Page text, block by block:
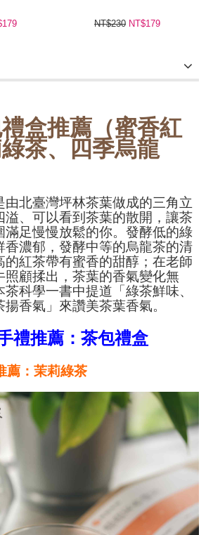
NT$230 NT$179
盒推薦（蜜香紅
茶、四季烏龍
由北臺灣坪林茶葉做成的三角立
溢、可以看到茶葉的散開，讓茶
滿足慢慢放鬆的你。發酵低的綠
香濃郁，發酵中等的烏龍茶的清
的紅茶帶有蜜香的甜醇；在老師
照顧揉出，茶葉的香氣變化無
科學一書中提道「綠茶鮮味、
香氣」來讚美茶葉香氣。
禮推薦：茶包禮盒
薦：茉莉綠茶